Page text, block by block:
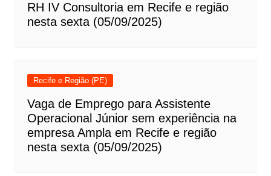
RH IV Consultoria em Recife e região
nesta sexta (05/09/2025)
Recife e Região (PE)
Vaga de Emprego para Assistente
Operacional Júnior sem experiência na
empresa Ampla em Recife e região
nesta sexta (05/09/2025)